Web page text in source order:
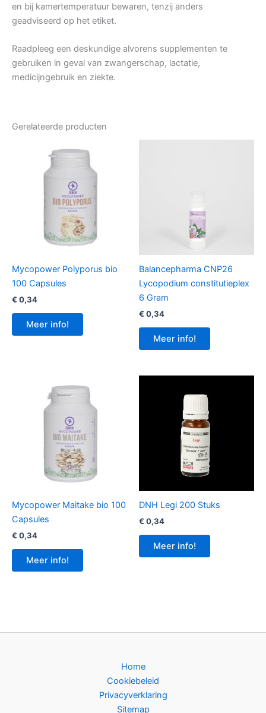
en bij kamertemperatuur bewaren, tenzij anders
geadviseerd op het etiket.
Raadpleeg een deskundige alvorens supplementen te
gebruiken in geval van zwangerschap, lactatie,
medicijngebruik en ziekte.
Gerelateerde producten
Mycopower Polyporus bio
100 Capsules
€ 0,34
Meer info!
Balancepharma CNP26
Lycopodium constitutieplex
6 Gram
€ 0,34
Meer info!
Mycopower Maitake bio 100
Capsules
€ 0,34
Meer info!
DNH Legi 200 Stuks
€ 0,34
Meer info!
Home
Cookiebeleid
Privacyverklaring
Sitemap